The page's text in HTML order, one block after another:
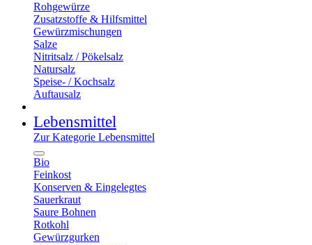
Rohgewürze
Zusatzstoffe & Hilfsmittel
Gewürzmischungen
Salze
Nitritsalz / Pökelsalz
Natursalz
Speise- / Kochsalz
Auftausalz
Lebensmittel
Zur Kategorie Lebensmittel
Bio
Feinkost
Konserven & Eingelegtes
Sauerkraut
Saure Bohnen
Rotkohl
Gewürzgurken